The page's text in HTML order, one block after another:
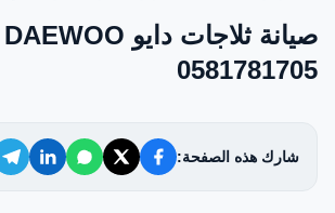
سياسة الخصوصية
0581781705
شارك هذه الصفحة: